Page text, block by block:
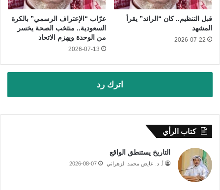
قبل التنظيم.. كان “الرائد” يقرأ
المشهد
2026-07-22
عرّاب “الإعتراف الرسمي” بالكرة
السعودية.. منتخب الصحة يخسر
من الوحدة ويهزم الاتحاد
2026-07-13
اترك رد
كتاب الرأي
التاريخ يستنطق الواقع
أ. د. عايض محمد الزهراني 2026-08-07